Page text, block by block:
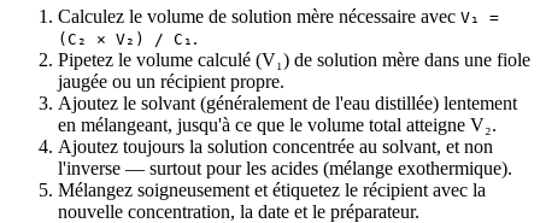
Calculez le volume de solution mère nécessaire avec V₁ =
(C₂ × V₂) / C₁ .
Pipetez le volume calculé (V₁) de solution mère dans une fiole
jaugée ou un récipient propre.
Ajoutez le solvant (généralement de l'eau distillée) lentement
en mélangeant, jusqu'à ce que le volume total atteigne V₂.
Ajoutez toujours la solution concentrée au solvant, et non
l'inverse — surtout pour les acides (mélange exothermique).
Mélangez soigneusement et étiquetez le récipient avec la
nouvelle concentration, la date et le préparateur.